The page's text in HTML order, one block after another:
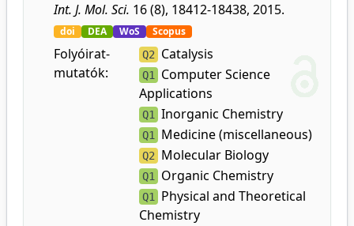
Int. J. Mol. Sci. 16 (8), 18412-18438, 2015.
doi DEA WoS Scopus
Folyóirat-
mutatók:
Q2 Catalysis
Q1
Computer Science
Applications
Q1 Inorganic Chemistry
Q1 Medicine (miscellaneous)
Q2 Molecular Biology
Q1 Organic Chemistry
Q1
Physical and Theoretical
Chemistry